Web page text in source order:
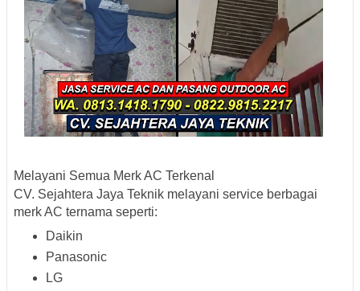
Melayani Semua Merk AC Terkenal
CV. Sejahtera Jaya Teknik melayani service berbagai
merk AC ternama seperti:
Daikin
Panasonic
LG